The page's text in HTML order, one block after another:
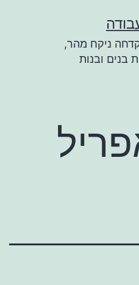
ניקח מהר,
בנים ובנות